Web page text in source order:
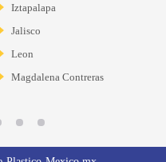
Iztapalapa
Jalisco
Leon
Magdalena Contreras